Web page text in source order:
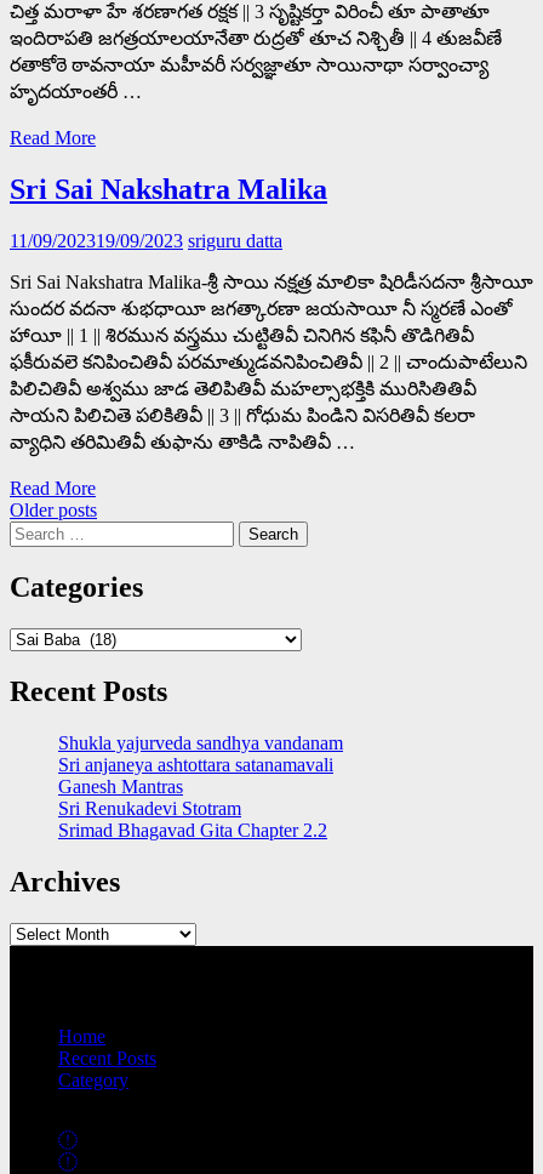
చిత్త మరాళా హే శరణాగత రక్షక || 3 సృష్టికర్తా విరించీ తూ పాతాతూ
ఇందిరాపతి జగత్రయాలయానేతా రుద్రతో తూచ నిశ్చితీ || 4 తుజవీణే
రతాకోఠె ఠావనాయా మహీవరీ సర్వజ్ఞాతూ సాయినాథా సర్వాంచ్యా
హృదయాంతరీ …
Read More
Sri Sai Nakshatra Malika
11/09/202319/09/2023 sriguru datta
Sri Sai Nakshatra Malika-శ్రీ సాయి నక్షత్ర మాలికా షిరిడీసదనా శ్రీసాయీ
సుందర వదనా శుభధాయీ జగత్కారణా జయసాయీ నీ స్మరణే ఎంతో
హాయీ || 1 || శిరమున వస్త్రము చుట్టితివీ చినిగిన కఫినీ తొడిగితివీ
ఫకీరువలె కనిపించితివీ పరమాత్ముడవనిపించితివీ || 2 || చాందుపాటేలుని
పిలిచితివీ అశ్వము జాడ తెలిపితివీ మహల్సాభక్తికి మురిసితితివీ
సాయని పిలిచితె పలికితివీ || 3 || గోధుమ పిండిని విసరితివీ కలరా
వ్యాధిని తరిమితివీ తుఫాను తాకిడి నాపితివీ …
Read More
Posts
navigation
Older posts
Search
for:
Categories
Categories
Recent Posts
Shukla yajurveda sandhya vandanam
Sri anjaneya ashtottara satanamavali
Ganesh Mantras
Sri Renukadevi Stotram
Srimad Bhagavad Gita Chapter 2.2
Archives
Archives
Home
Recent Posts
Category